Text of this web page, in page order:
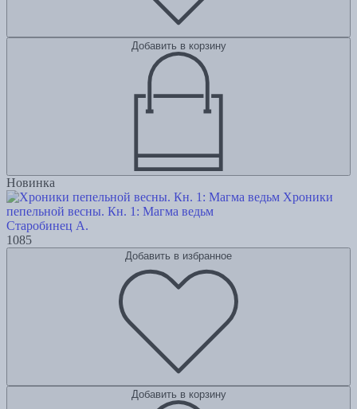
Добавить в корзину
Новинка
Хроники
пепельной весны. Кн. 1: Магма ведьм
Старобинец А.
1085
Добавить в избранное
Добавить в корзину